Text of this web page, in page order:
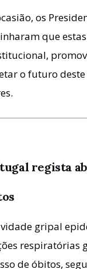
os
que
o futuro
regista
gripal
respiratórias
de óbitos,